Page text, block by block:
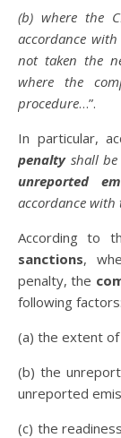
(b) where the
accordance
not taken the
where the
procedure…”.
In particular,
penalty shall be
unreported
accordance with
According to
sanctions,
penalty, the
following factors:
(a) the extent
(b) the
unreported
(c) the